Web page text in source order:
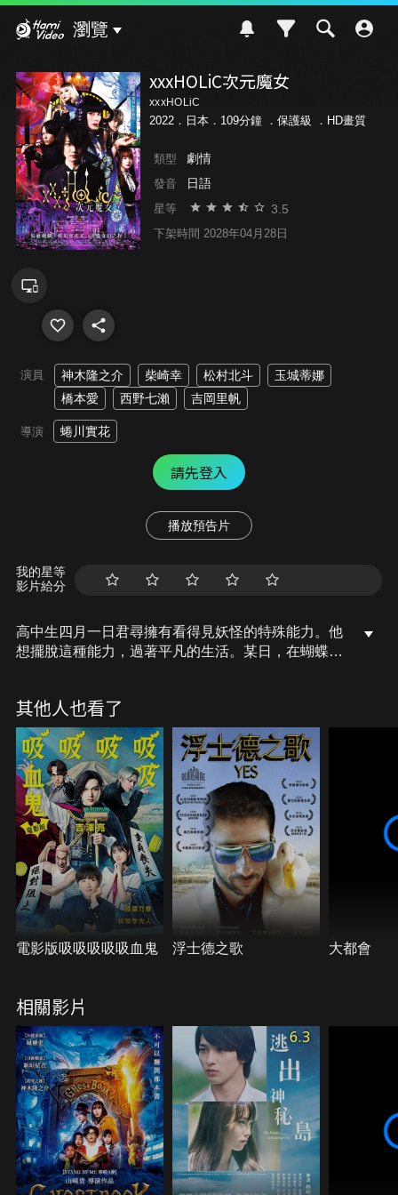
瀏覽
xxxHOLiC次元魔女
xxxHOLiC
2022．日本．109分鐘 ． 保護級 ．HD畫質
類型 劇情
發音 日語
星等 3.5
下架時間 2028年04月28日
演員 神木隆之介 柴崎幸 松村北斗
玉城蒂娜
橋本愛
西野七瀨 吉岡里帆
導演 蜷川實花
請先登入
播放預告片
我的星等
影片給分
高中生四月一日君尋擁有看得見妖怪的特殊能力。他
想擺脫這種能力，過著平凡的生活。某日，在蝴蝶的
望，但你必須為此付出最重要的東西作為代價”。四
月一日莫名地在店裡打起工來。他結識了同年齡的百
目鬼及小葵，成了互相守護的好友，一起探索“何謂
最重要的東西”。某天，四月一日受到女郎蜘蛛的襲
擊，戰鬥中無意間釋放出被封印的妖魔，他們的世界
開始崩解，四月一日的人生正面臨前所未有的挑戰。
其他人也看了
電影版吸吸吸吸吸血鬼 浮士德之歌 大都會
相關影片
6.3